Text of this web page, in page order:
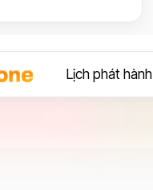
Lịch phát hành